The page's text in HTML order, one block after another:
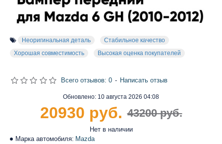
Неоригинальная деталь
Стабильное качество
Хорошая совместимость
Высокая оценка покупателей
Марка автомобиля: Mazda
Обновлено: 10 августа 2026 04:08
Нет в наличии
Всего отзывов: 0 - Написать отзыв
43200 руб.
20930 руб.